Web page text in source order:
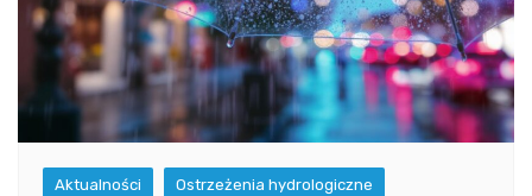
Aktualności Ostrzeżenia hydrologiczne